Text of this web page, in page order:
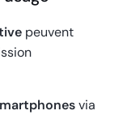
peuvent
via